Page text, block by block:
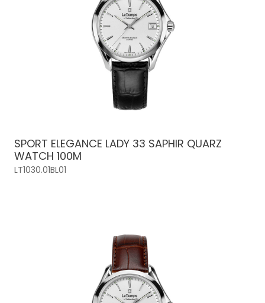
SPORT ELEGANCE LADY 33 SAPHIR QUARZ
WATCH 100M
LT1030.01BL01